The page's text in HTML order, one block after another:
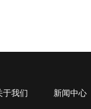
于我们 新闻中心